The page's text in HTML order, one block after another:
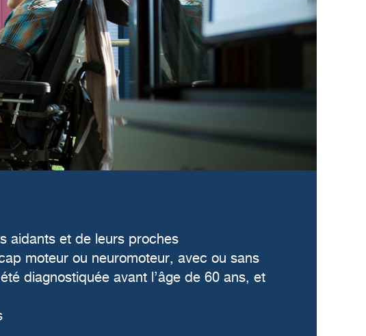
aidants et de leurs proches
moteur ou neuromoteur, avec ou sans
diagnostiquée avant l’âge de 60 ans, et